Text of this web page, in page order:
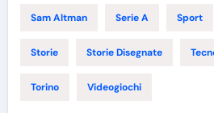
Sam Altman Serie A Sport
Storie Storie Disegnate
Torino Videogiochi